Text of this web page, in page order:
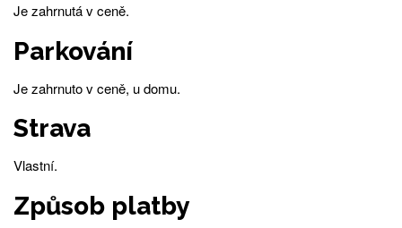
Je zahrnutá v ceně.
Parkování
Je zahrnuto v ceně, u domu.
Strava
Vlastní.
Způsob platby